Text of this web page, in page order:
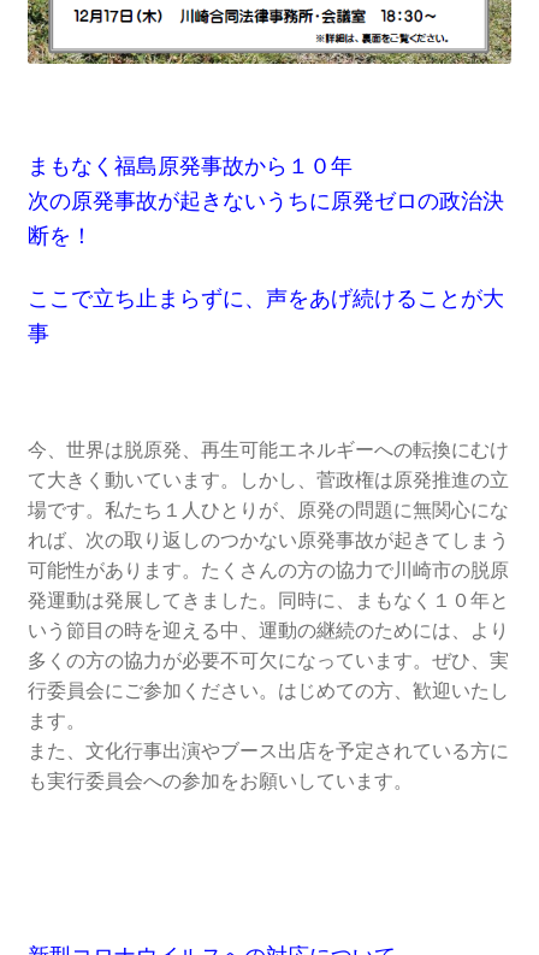
2022.8.1 福島第一原発 汚染配管撤去 失敗続きで計画
着工
2022.12.25美浜原発 運転停止認めず 稼働４０年
り
原子力規制委員会「原発60年超運転」正式決定先送
りからわずか5日で、多数決決定
「原発６０年超へ」閣議決定
書籍
2022.12.29 原発事故と甲状腺がん
まもなく福島原発事故から１０年
次の原発事故が起きないうちに原発ゼロの政治決
断を！
ここで立ち止まらずに、声をあげ続けることが大
事
今、世界は脱原発、再生可能エネルギーへの転換にむけ
て大きく動いています。しかし、菅政権は原発推進の立
場です。私たち１人ひとりが、原発の問題に無関心にな
れば、次の取り返しのつかない原発事故が起きてしまう
可能性があります。たくさんの方の協力で川崎市の脱原
発運動は発展してきました。同時に、まもなく１０年と
いう節目の時を迎える中、運動の継続のためには、より
多くの方の協力が必要不可欠になっています。ぜひ、実
行委員会にご参加ください。はじめての方、歓迎いたし
ます。
また、文化行事出演やブース出店を予定されている方に
も実行委員会への参加をお願いしています。